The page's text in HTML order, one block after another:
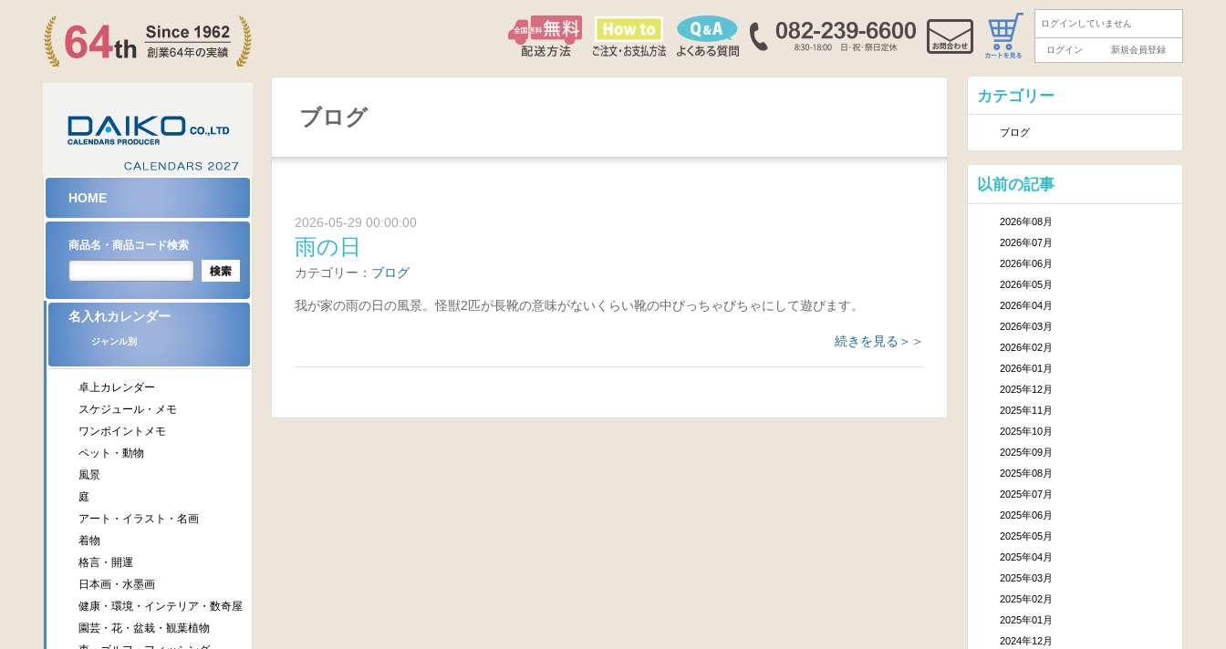
ログインしていません
ログイン 新規会員登録
ブログ
2026-05-29 00:00:00
雨の日
カテゴリー： ブログ
我が家の雨の日の風景。怪獣2匹が長靴の意味がないくらい靴の中びっちゃびちゃにして遊びます。
続きを見る＞＞
カテゴリー
ブログ
以前の記事
2026年08月
2026年07月
2026年06月
2026年05月
2026年04月
2026年03月
2026年02月
2026年01月
2025年12月
2025年11月
2025年10月
2025年09月
2025年08月
2025年07月
2025年06月
2025年05月
2025年04月
2025年03月
2025年02月
2025年01月
2024年12月
HOME
商品名・商品コード検索
名入れカレンダー
ジャンル別
卓上カレンダー
スケジュール・メモ
ワンポイントメモ
ペット・動物
風景
庭
アート・イラスト・名画
着物
格言・開運
日本画・水墨画
健康・環境・インテリア・数奇屋
園芸・花・盆栽・観葉植物